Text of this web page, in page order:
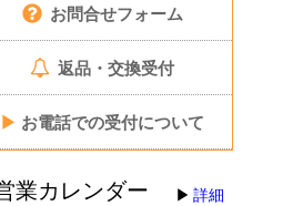
お問合せフォーム
返品・交換受付
▶ お電話での受付について
業カレンダー 詳細